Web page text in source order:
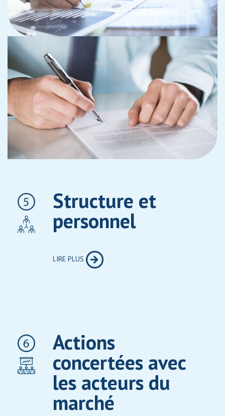
Structure et
personnel
LIRE PLUS
Actions
concertées avec
les acteurs du
marché